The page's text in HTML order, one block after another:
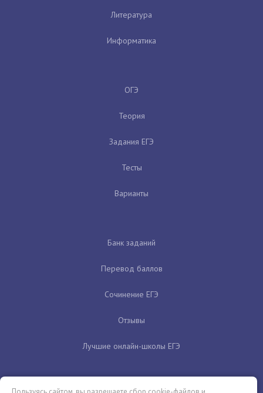
Литература
Информатика
ОГЭ
Теория
Задания ЕГЭ
Тесты
Варианты
Банк заданий
Перевод баллов
Сочинение ЕГЭ
Отзывы
Лучшие онлайн-школы ЕГЭ